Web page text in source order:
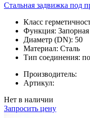
Стальная задвижка под
Класс
Функция: Запорная
Диаметр (DN): 50
Материал: Сталь
Тип соединения:
Производитель:
Артикул:
Нет в наличии
Запросить цену